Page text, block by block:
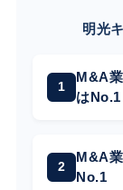
明光
M&A
はNo.1
M&A
No.1